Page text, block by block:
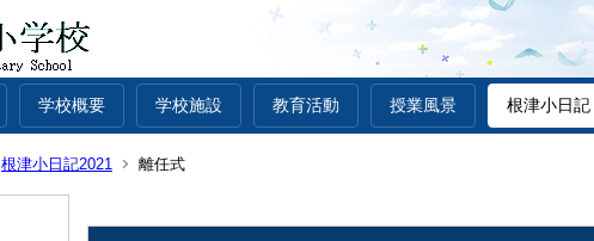
学校概要 学校施設 教育活動 授業風景 根津小日記
根津小日記2021 離任式